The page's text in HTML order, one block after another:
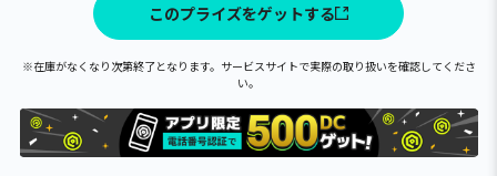
このプライズをゲットする
※在庫がなくなり次第終了となります。サービスサイトで実際の取り扱いを確認してくださ
い。